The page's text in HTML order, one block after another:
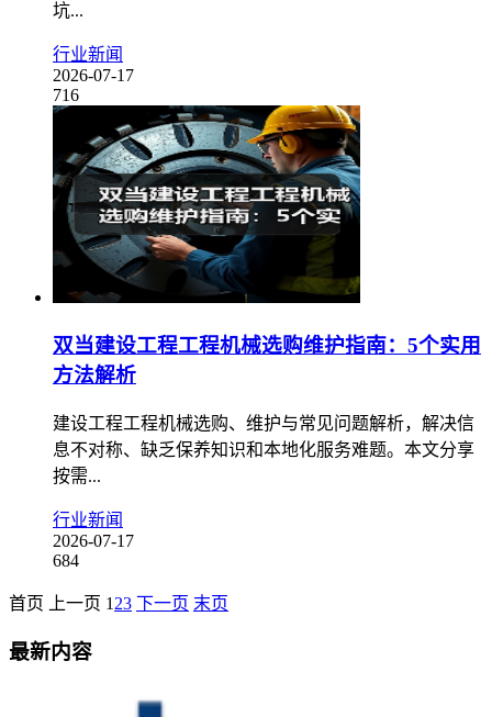
坑...
行业新闻
2026-07-17
716
双当建设工程工程机械选购维护指南：5个实用
方法解析
建设工程工程机械选购、维护与常见问题解析，解决信
息不对称、缺乏保养知识和本地化服务难题。本文分享
按需...
行业新闻
2026-07-17
684
首页 上一页 1 23 下一页 末页
最新内容